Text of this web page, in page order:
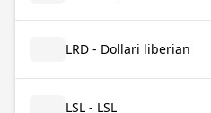
LRD - Dollari liberian
LSL - LSL